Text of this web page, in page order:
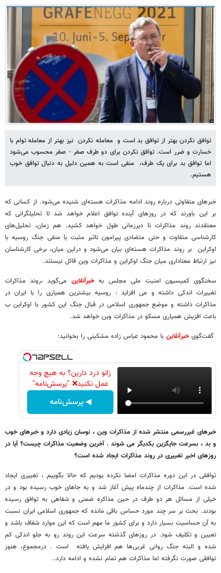
توافق نکردن بهتر از توافق بد است و معامله نکردن نیز بهتر از معامله توام با
خسارت و ضرر است. توافق نکردن برای دو طرف صفر - صفر محسوب می‌شود
اما توافق بد برای یک طرف، منفی است به همین دلیل به دنبال توافق خوب
هستیم.
خبرهای متفاوتی درباره روند ادامه مذاکرات هسته‌ای شنیده می‌شود. از کسانی که
بر این باورند که در روزهای آینده توافق اعلام خواهد شد تا تحلیلگرانی که
معتقدند روند مذاکرات تا دیرزمانی طول خواهد کشید. هم زمان، تحلیل‌های
کارشناسی متفاوت و حتی متضادی پیرامون تاثیر مثبت یا منفی جنگ روسیه با
اوکراین بر روند مذاکرات هسته‌ای بیان می‌شود و دراین میان، برخی کارشناسان
نیز ارتباط معناداری میان جنگ اوکراین و مذاکرات وین قائل نیستند.
سخنگوی کمیسیون امنیت ملی مجلس بهخبرآنلاین می‌گوید ،روند مذاکرات
تغییرات اندکی داشته و می افزاید : روسیه بیشترین همیاری را با ایران در
مذاکرات داشته و موضع جمهوری اسلامی در قبال جنگ این کشور با اوکراین ب
باعث افزیش همیاری مسکو در مذاکرات وین خواهد شد.
گفت‌گویخبرآنلاین با محمود عباس زاده مشکینی را بخوانید:
زانو درد دارین؟ به هیچ وجه
عمل نکنید❌ "پرسش‌نامه"
◀ پرسش‌نامه
خبرهای غیررسمی منتشر شده از مذاکرات وین ، نوسان زیادی دارد و خبرهای خوب
و بد ، بسرعت جایگزین یکدیگر می شوند . آخرین وضعیت مذاکرات چیست؟ آیا در
روزهای اخیر تغییری در روند مذاکرات ایجاد شده است؟
توافقی در این دوره مذاکرات امضا نکرده بودیم که حالا بگوییم ، تغییری ایجاد
شده است. مذاکرات از چندماه پیش آغاز شد و به جاهای خوب رسیده بود و در
خیلی از مسائل هر دو طرف در حین مذاکره ضمنی و شفاهی به توافق رسیده
بودند. بحث بر سر چند مورد حساس باقی مانده که جمهوری اسلامی ایران نسبت
به آن حساسیت بسیار دارد و برای کشور ما مهم است که این موارد شفاف باشد و
تعیین و تکلیف شود. در روزهای گذشته سرعت این روند رو به جلو اندکی کم
شده و البته جنگ روانی غربی‌ها هم افزایش یافته است . درمجموع، هنوز
توافقی صورت نگرفته اما مذاکرات هم تمام نشده و ادامه دارد..